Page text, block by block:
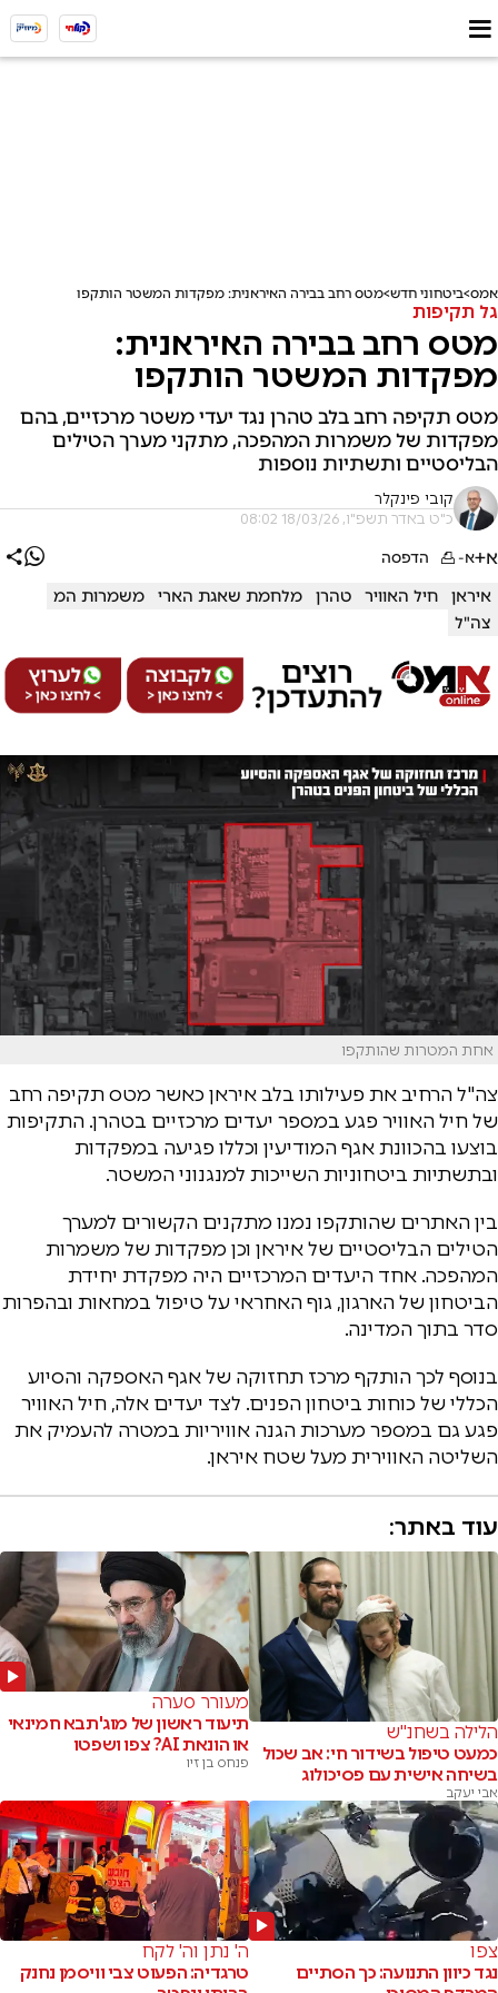
אמס ביטחוני חדש מטס רחב בבירה האיראנית: מפקדות המשטר הותקפו
גל תקיפות
מטס רחב בבירה האיראנית:
מפקדות המשטר הותקפו
מטס תקיפה רחב בלב טהרן נגד יעדי משטר מרכזיים, בהם
מפקדות של משמרות המהפכה, מתקני מערך הטילים
הבליסטיים ותשתיות נוספות
קובי פינקלר
כ"ט באדר תשפ"ו, 18/03/26 08:02
א+א- הדפסה
איראן חיל האוויר טהרן מלחמת שאגת הארי
משמרות המ
צה"ל
אחת המטרות שהותקפו
צה"ל הרחיב את פעילותו בלב איראן כאשר מטס תקיפה רחב
של חיל האוויר פגע במספר יעדים מרכזיים בטהרן. התקיפות
בוצעו בהכוונת אגף המודיעין וכללו פגיעה במפקדות
ובתשתיות ביטחוניות השייכות למנגנוני המשטר.
בין האתרים שהותקפו נמנו מתקנים הקשורים למערך
הטילים הבליסטיים של איראן וכן מפקדות של משמרות
המהפכה. אחד היעדים המרכזיים היה מפקדת יחידת
הביטחון של הארגון, גוף האחראי על טיפול במחאות ובהפרות
סדר בתוך המדינה.
בנוסף לכך הותקף מרכז תחזוקה של אגף האספקה והסיוע
הכללי של כוחות ביטחון הפנים. לצד יעדים אלה, חיל האוויר
פגע גם במספר מערכות הגנה אוויריות במטרה להעמיק את
השליטה האווירית מעל שטח איראן.
עוד באתר:
הלילה בשחנ"ש
כמעט טיפול בשידור חי: אב שכול
בשיחה אישית עם פסיכולוג
אבי יעקב
מעורר סערה
תיעוד ראשון של מוג'תבא חמינאי
או הונאת AI? צפו ושפטו
פנחס בן זיו
צפו
נגד כיוון התנועה: כך הסתיים
ה' נתן וה' לקח
טרגדיה: הפעוט צבי וויסמן נחנק